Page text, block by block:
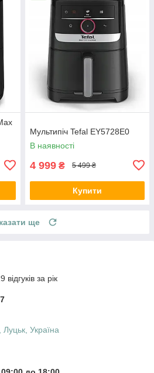
Мультипіч Tefal EY5728E0
В наявності
4 999 ₴ 5 499 ₴
Купити
ще
за рік
Україна